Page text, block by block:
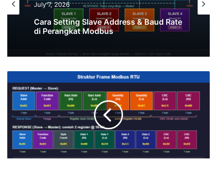
PLC-SCADA
July 7, 2026
Cara Setting Slave Address & Baud Rate
di Perangkat Modbus
April 29, 2026
Tutorial Arduino UNO R4 WiFi Lengkap
Modbus
RTU:
Error
Paling
Sering
Solusinya